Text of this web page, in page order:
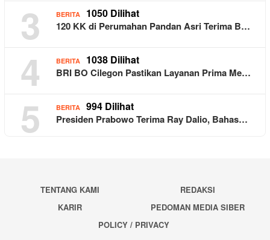
3 BERITA 1050 Dilihat
120 KK di Perumahan Pandan Asri Terima B…
4 BERITA 1038 Dilihat
BRI BO Cilegon Pastikan Layanan Prima Me…
5 BERITA 994 Dilihat
Presiden Prabowo Terima Ray Dalio, Bahas…
TENTANG KAMI
REDAKSI
KARIR
PEDOMAN MEDIA SIBER
POLICY / PRIVACY